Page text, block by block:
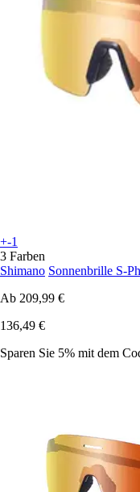
+-1
3 Farben
Shimano Sonnenbrille S-
Ab 209,99 €
136,49 €
Sparen Sie 5% mit dem